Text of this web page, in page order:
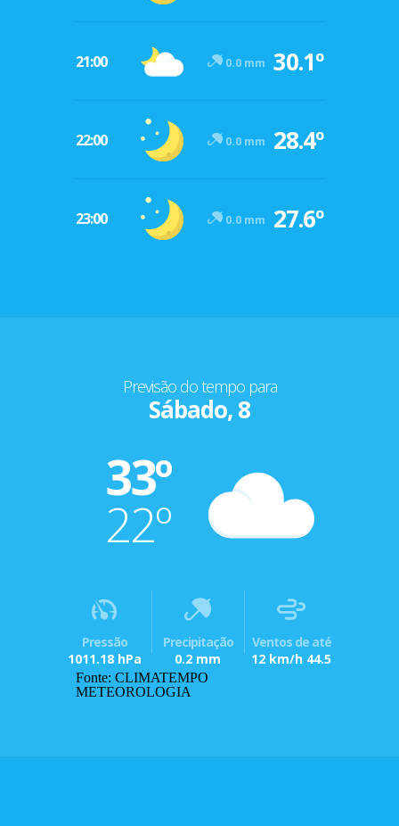
21:00 0.0 mm 30.1º
22:00 0.0 mm 28.4º
23:00 0.0 mm 27.6º
Previsão do tempo para
Sábado, 8
33º
22º
Pressão
1011.18 hPa
Precipitação
0.2 mm
Ventos de até
12 km/h 44.5
Fonte: CLIMATEMPO
METEOROLOGIA